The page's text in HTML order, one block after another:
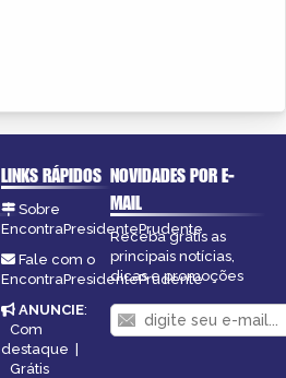
LINKS RÁPIDOS
Sobre
EncontraPresidentePrudente
Fale com o
EncontraPresidentePrudente
ANUNCIE:
Com
destaque |
Grátis
NOVIDADES POR E-
MAIL
Receba grátis as
principais notícias,
dicas e promoções